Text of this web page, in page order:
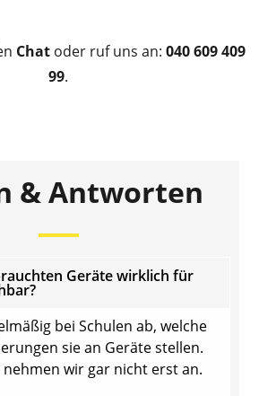
Chat oder ruf uns an: 040 609 409
99.
& Antworten
Geräte wirklich für
bei Schulen ab, welche
sie an Geräte stellen.
wir gar nicht erst an.